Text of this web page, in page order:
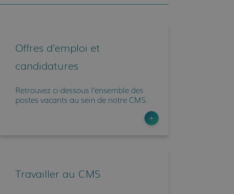
Offres d’emploi et
candidatures
Retrouvez ci-dessous l’ensemble des
postes vacants au sein de notre CMS.
Travailler au CMS